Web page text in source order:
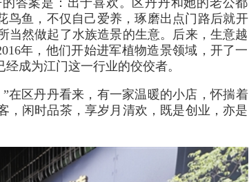
答案是：出于喜欢。区丹丹和她的老公都
鸟鱼，不仅自己爱养，琢磨出点门路后就开
当然做起了水族造景的生意。后来，生意越
年，他们开始进军植物造景领域，开了一
成为江门这一行业的佼佼者。
在区丹丹看来，有一家温暖的小店，怀揣着
，闲时品茶，享岁月清欢，既是创业，亦是